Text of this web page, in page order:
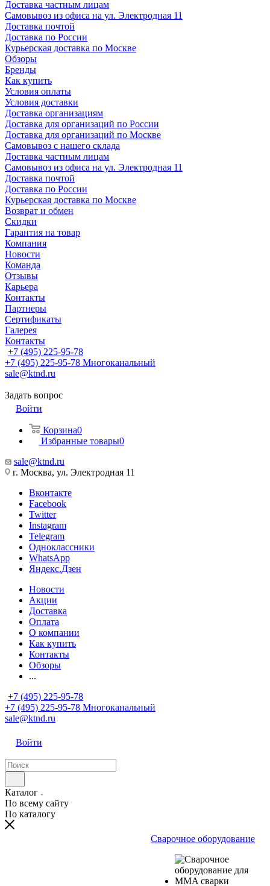
Доставка частным лицам
Самовывоз из офиса на ул. Электродная 11
Доставка почтой
Доставка по России
Курьерская доставка по Москве
Обзоры
Бренды
Как купить
Условия оплаты
Условия доставки
Доставка организациям
Доставка для организаций по России
Доставка для организаций по Москве
Самовывоз с нашего склада
Доставка частным лицам
Самовывоз из офиса на ул. Электродная 11
Доставка почтой
Доставка по России
Курьерская доставка по Москве
Возврат и обмен
Скидки
Гарантия на товар
Компания
Новости
Команда
Отзывы
Карьера
Контакты
Партнеры
Сертификаты
Галерея
Контакты
+7 (495) 225-95-78
+7 (495) 225-95-78 Многоканальный
sale@ktnd.ru
Задать вопрос
Войти
Корзина0
Избранные товары0
sale@ktnd.ru
г. Москва, ул. Электродная 11
Вконтакте
Facebook
Twitter
Instagram
Telegram
Одноклассники
WhatsApp
Яндекс.Дзен
Новости
Акции
Доставка
Оплата
О компании
Как купить
Контакты
Обзоры
...
+7 (495) 225-95-78
+7 (495) 225-95-78 Многоканальный
sale@ktnd.ru
Войти
Каталог
По всему сайту
По каталогу
Сварочное оборудование